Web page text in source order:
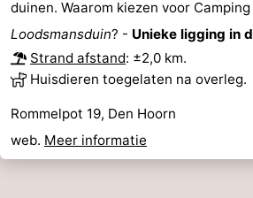
Nieuws
Medische
adressen
Regio
Waddeneilanden
duinen. Waarom kiezen voor
Loodsmansduin? - Unieke ligging in
Strand afstand: ±2,0 km.
Huisdieren toegelaten na overleg.
Rommelpot 19, Den Hoorn
web. Meer informatie